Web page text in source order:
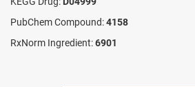
PubChem Compound:4158
RxNorm Ingredient:6901